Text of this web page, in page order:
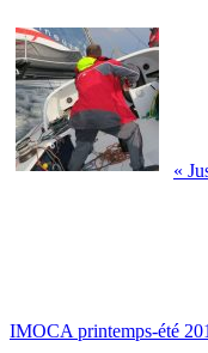
«
IMOCA printemps-été